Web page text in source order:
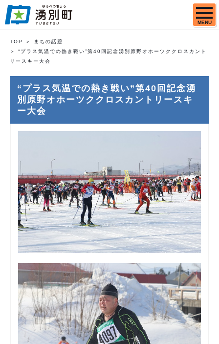
MENU
TOP
まちの話題
“プラス気温での熱き戦い”第40回記念湧別原野オホーツククロスカント
リースキー大会
“プラス気温での熱き戦い”第40回記念湧
別原野オホーツククロスカントリースキ
ー大会